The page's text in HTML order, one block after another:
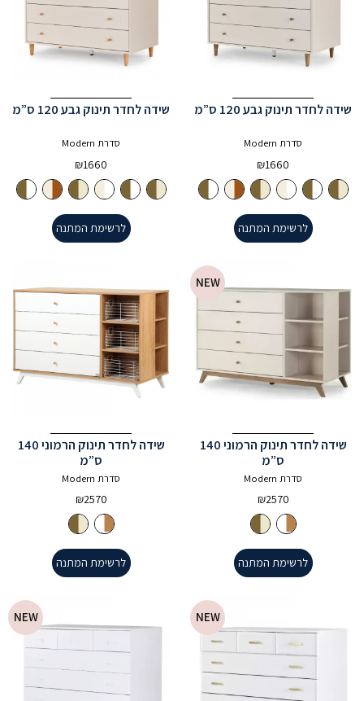
שידה לחדר תינוק גבע 120 ס”מ
סדרת Modern
₪1660
לרשימת המתנה
שידה לחדר תינוק גבע 120 ס”מ
סדרת Modern
₪1660
לרשימת המתנה
NEW
שידה לחדר תינוק הרמוני 140
ס”מ
סדרת Modern
₪2570
לרשימת המתנה
שידה לחדר תינוק הרמוני 140
ס”מ
סדרת Modern
₪2570
לרשימת המתנה
NEW
NEW